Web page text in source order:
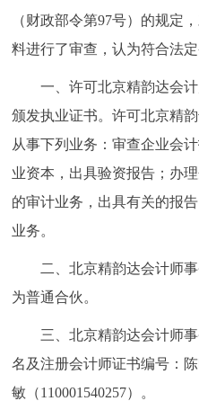
（财政部令第97号）的规定
料进行了审查，认为符合法
一、许可北京精韵达会
颁发执业证书。许可北京精
从事下列业务：审查企业会
业资本，出具验资报告；办
的审计业务，出具有关的报
业务。
二、北京精韵达会计师
为普通合伙。
三、北京精韵达会计师
名及注册会计师证书编号：
敏（110001540257）。